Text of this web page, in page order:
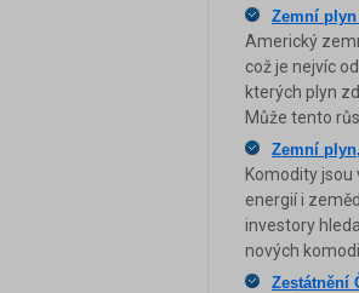
Zemní
Americký
což je nejvíc
kterých plyn
Může tento
Zemní
Komodity jsou
energií i
investory
nových
Zestátnění